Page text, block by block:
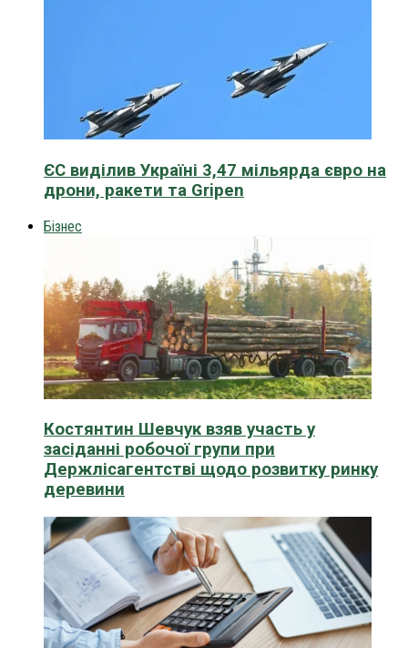
ЄС виділив Україні 3,47 мільярда євро на
дрони, ракети та Gripen
Бізнес
Костянтин Шевчук взяв участь у
засіданні робочої групи при
Держлісагентстві щодо розвитку ринку
деревини